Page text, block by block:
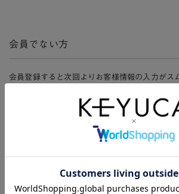
会員でない方
会員登録すると次回よりお客様情報の入力がス
ージ、購入履歴をご利用いただけます。